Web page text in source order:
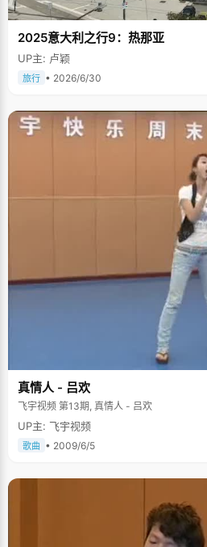
2025意大利之行9：热那亚
UP主: 卢颖
旅行 • 2026/6/30
真情人 - 吕欢
飞宇视频 第13期, 真情人 - 吕欢
UP主: 飞宇视频
歌曲 • 2009/6/5